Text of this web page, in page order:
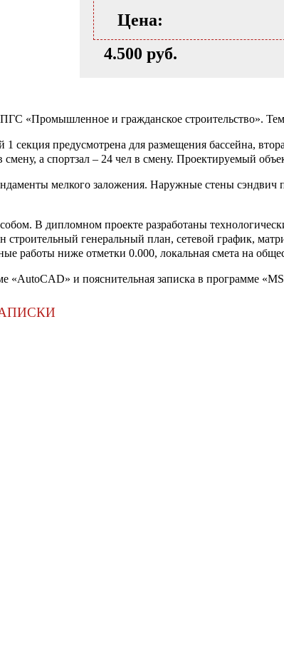
Цена:
4.500 руб.
«Промышленное и гражданское строительство».
секция предусмотрена для размещения бассейна,
смену, а спортзал – 24 чел в смену. Проектируемый
мелкого заложения. Наружные стены
В дипломном проекте разработаны
строительный генеральный план, сетевой график,
работы ниже отметки 0.000, локальная смета на
«AutoCAD» и пояснительная записка в программе